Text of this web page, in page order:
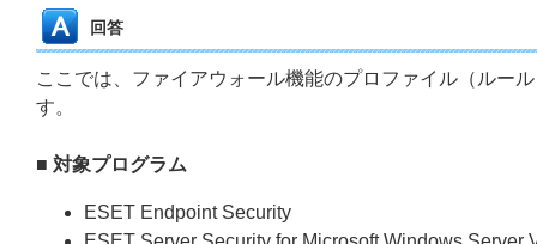
回答
ここでは、ファイアウォール機能のプロファイル（ルー
す。
■ 対象プログラム
ESET Endpoint Security